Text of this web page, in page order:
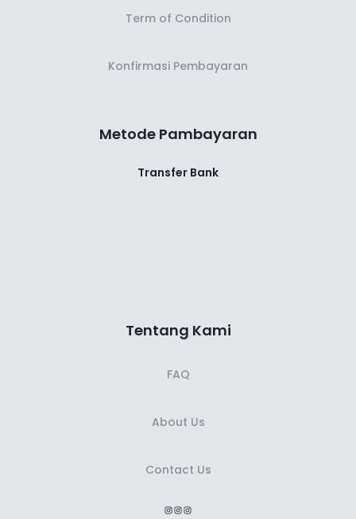
Term of Condition
Konfirmasi Pembayaran
Metode Pambayaran
Transfer Bank
Tentang Kami
FAQ
About Us
Contact Us
Instagram
Instagram
Instagram